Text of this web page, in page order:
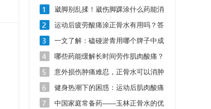
崴脚别乱揉！崴伤脚踝涂什么药能消
肿止痛？
运动后疲劳酸痛涂正骨水有用吗？答
案在这里！
一文了解：磕碰淤青用哪个牌子中成
药消肿止痛？
哪些药能缓解长时间劳作肌肉酸痛？
日常劳损怎么办
意外损伤肿痛难忍，正骨水可以消肿
止痛吗？
健身热潮下的困惑：运动后肌肉酸痛
乏力用什么药？
中国家庭常备药——玉林正骨水的优